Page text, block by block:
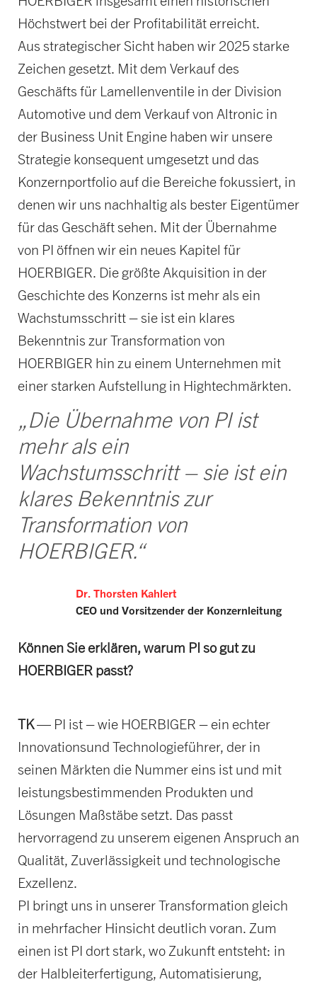
Höchstwert bei der Profitabilität erreicht.
Aus strategischer Sicht haben wir 2025 starke
Zeichen gesetzt. Mit dem Verkauf des
Geschäfts für Lamellenventile in der Division
Automotive und dem Verkauf von Altronic in
der Business Unit Engine haben wir unsere
Strategie konsequent umgesetzt und das
Konzernportfolio auf die Bereiche fokussiert, in
denen wir uns nachhaltig als bester Eigentümer
für das Geschäft sehen. Mit der Übernahme
von PI öffnen wir ein neues Kapitel für
HOERBIGER. Die größte Akquisition in der
Geschichte des Konzerns ist mehr als ein
Wachstumsschritt – sie ist ein klares
Bekenntnis zur Transformation von
HOERBIGER hin zu einem Unternehmen mit
einer starken Aufstellung in Hightechmärkten.
„Die Übernahme von PI ist
mehr als ein
Wachstumsschritt – sie ist ein
klares Bekenntnis zur
Transformation von
HOERBIGER.“
Dr. Thorsten Kahlert
CEO und Vorsitzender der Konzernleitung
Können Sie erklären, warum PI so gut zu
HOERBIGER passt?
TK— PI ist – wie HOERBIGER – ein echter
Innovationsund Technologieführer, der in
seinen Märkten die Nummer eins ist und mit
leistungsbestimmenden Produkten und
Lösungen Maßstäbe setzt. Das passt
hervorragend zu unserem eigenen Anspruch an
Qualität, Zuverlässigkeit und technologische
Exzellenz.
PI bringt uns in unserer Transformation gleich
in mehrfacher Hinsicht deutlich voran. Zum
einen ist PI dort stark, wo Zukunft entsteht: in
der Halbleiterfertigung, Automatisierung,